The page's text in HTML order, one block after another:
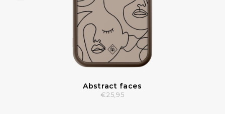
Abstract faces
€25,95